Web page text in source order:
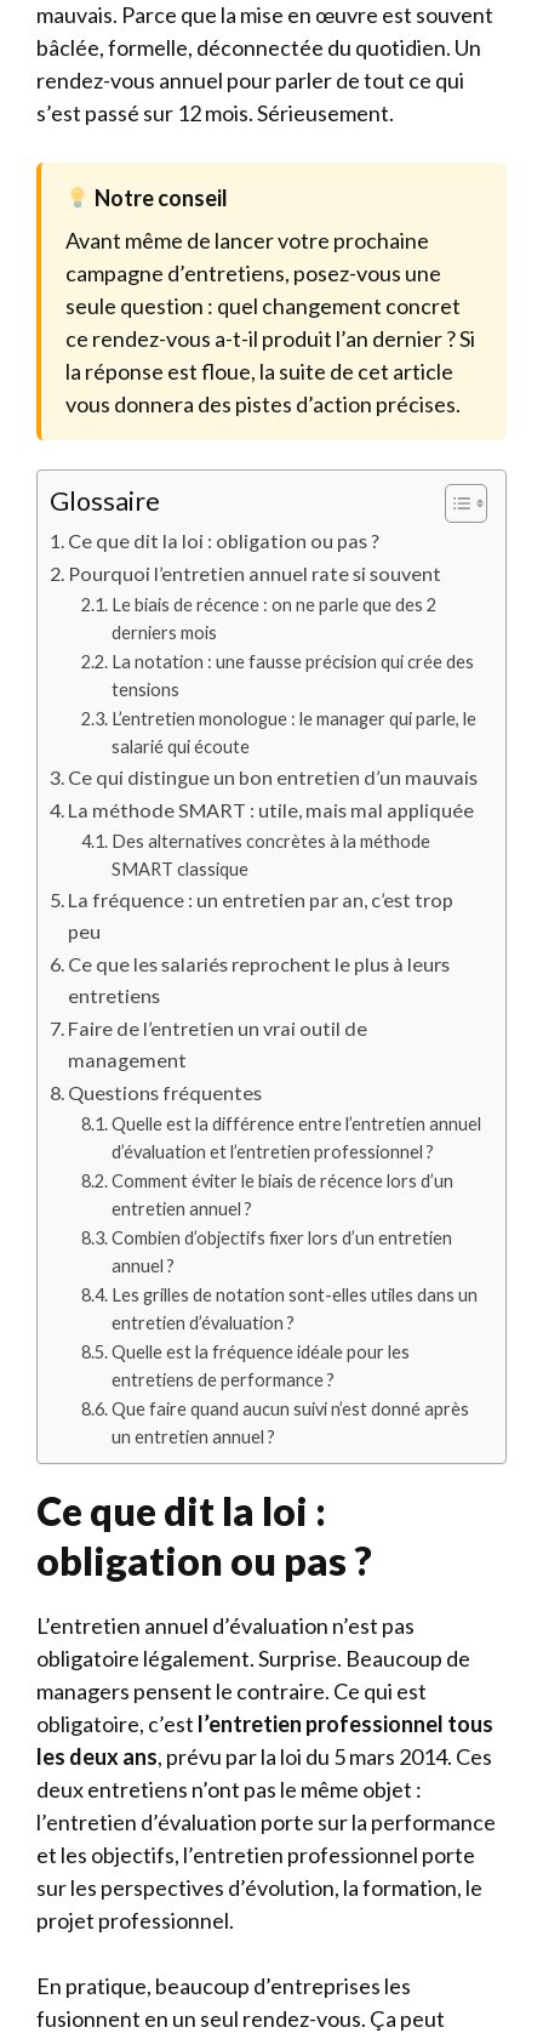
mauvais. Parce que la mise en œuvre est souvent
bâclée, formelle, déconnectée du quotidien. Un
rendez-vous annuel pour parler de tout ce qui
s’est passé sur 12 mois. Sérieusement.
Notre conseil
Avant même de lancer votre prochaine
campagne d’entretiens, posez-vous une
seule question : quel changement concret
ce rendez-vous a-t-il produit l’an dernier ? Si
la réponse est floue, la suite de cet article
vous donnera des pistes d’action précises.
Glossaire
Ce que dit la loi : obligation ou pas ?
Pourquoi l’entretien annuel rate si souvent
Le biais de récence : on ne parle que des 2
derniers mois
La notation : une fausse précision qui crée des
tensions
L’entretien monologue : le manager qui parle, le
salarié qui écoute
Ce qui distingue un bon entretien d’un mauvais
La méthode SMART : utile, mais mal appliquée
Des alternatives concrètes à la méthode
SMART classique
La fréquence : un entretien par an, c’est trop
peu
Ce que les salariés reprochent le plus à leurs
entretiens
Faire de l’entretien un vrai outil de
management
Questions fréquentes
Quelle est la différence entre l’entretien annuel
d’évaluation et l’entretien professionnel ?
Comment éviter le biais de récence lors d’un
entretien annuel ?
Combien d’objectifs fixer lors d’un entretien
annuel ?
Les grilles de notation sont-elles utiles dans un
entretien d’évaluation ?
Quelle est la fréquence idéale pour les
entretiens de performance ?
Que faire quand aucun suivi n’est donné après
un entretien annuel ?
Ce que dit la loi :
obligation ou pas ?
L’entretien annuel d’évaluation n’est pas
obligatoire légalement. Surprise. Beaucoup de
managers pensent le contraire. Ce qui est
obligatoire, c’est l’entretien professionnel tous
les deux ans, prévu par la loi du 5 mars 2014. Ces
deux entretiens n’ont pas le même objet :
l’entretien d’évaluation porte sur la performance
et les objectifs, l’entretien professionnel porte
sur les perspectives d’évolution, la formation, le
projet professionnel.
En pratique, beaucoup d’entreprises les
fusionnent en un seul rendez-vous. Ça peut